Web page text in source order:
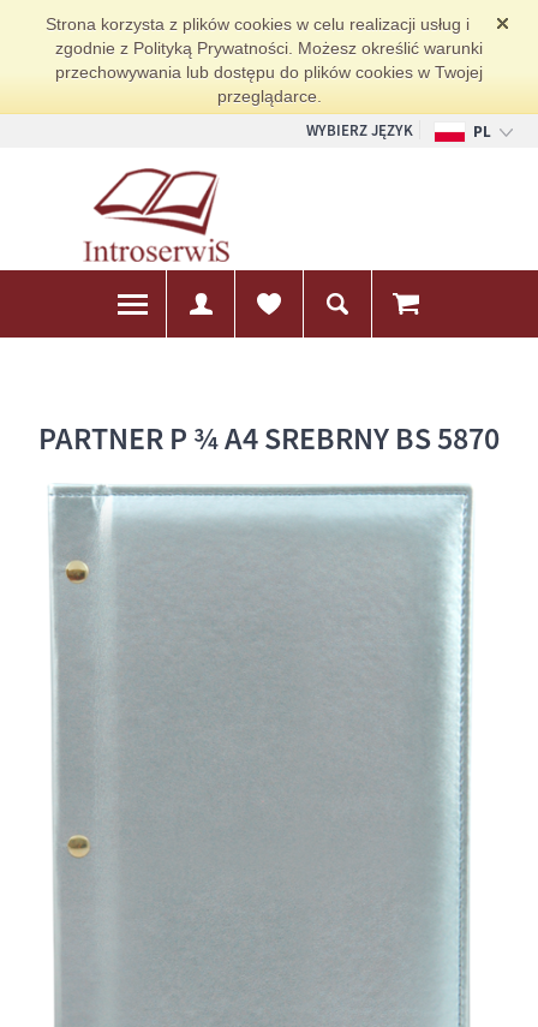
Strona korzysta z plików cookies w celu realizacji usług i
zgodnie z Polityką Prywatności. Możesz określić warunki
przechowywania lub dostępu do plików cookies w Twojej
przeglądarce.
WYBIERZ JĘZYK
PL
PARTNER P ¾ A4 SREBRNY BS 5870